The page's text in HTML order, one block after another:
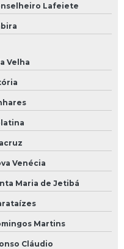
Lafeiete
Velha
Venécia
Maria de Jetibá
Martins
Cláudio